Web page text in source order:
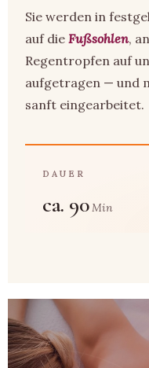
Sie werden in
auf die Fußsohlen,
Regentropfen auf
aufgetragen — und
sanft eingearbeitet.
DAUER
ca. 90 Min